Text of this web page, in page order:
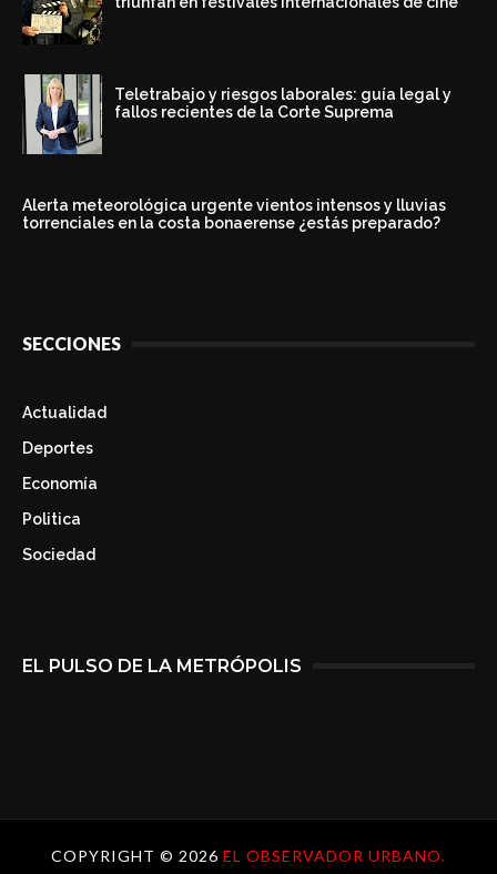
Teletrabajo y riesgos laborales: guía legal y
fallos recientes de la Corte Suprema
Alerta meteorológica urgente vientos intensos y lluvias
torrenciales en la costa bonaerense ¿estás preparado?
SECCIONES
Actualidad
Deportes
Economía
Politica
Sociedad
EL PULSO DE LA METRÓPOLIS
COPYRIGHT © 2026 EL OBSERVADOR URBANO.